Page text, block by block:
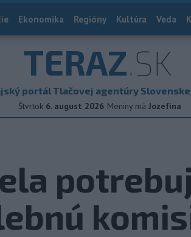
Ekonomika Regióny Kultúra Veda
TERAZ.SK
portál Tlačovej agentúry
Štvrtok 6. august 2026 Meniny má Jozefína